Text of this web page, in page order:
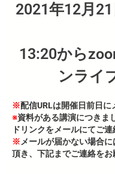
2021年12月
13:20から
ンライ
※配信URLは開催日前日に
※資料がある講演につきま
ドリンクをメールにてご連
※ メールが届かない場合
頂き、下記までご連絡をお